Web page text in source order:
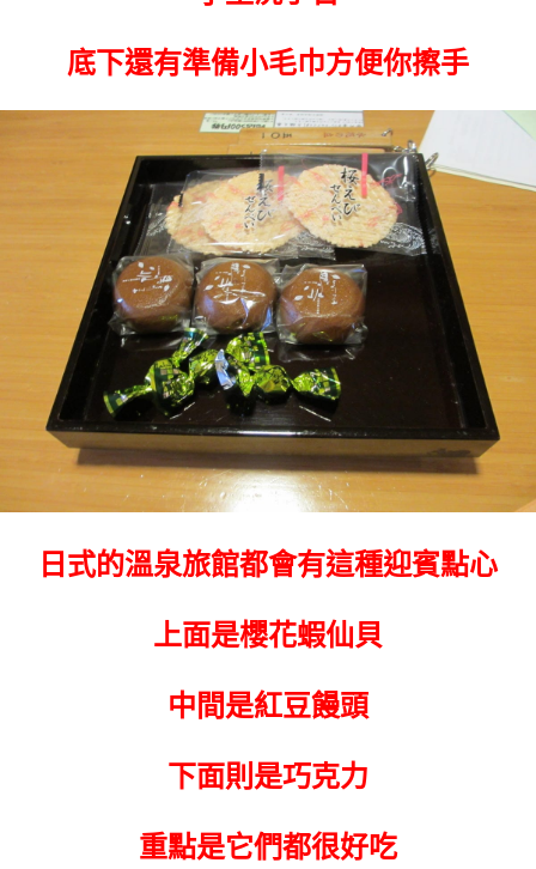
底下還有準備小毛巾方便你擦手
日式的溫泉旅館都會有這種迎賓點心
上面是櫻花蝦仙貝
中間是紅豆饅頭
下面則是巧克力
重點是它們都很好吃